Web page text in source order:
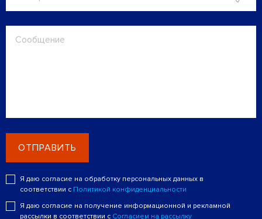
ОТПРАВИТЬ
Я даю согласие на обработку персональных данных в
соответствии с Политикой конфиденциальности
Я даю согласие на получение информационной и рекламной
рассылки в соответствии с Согласием на рассылку